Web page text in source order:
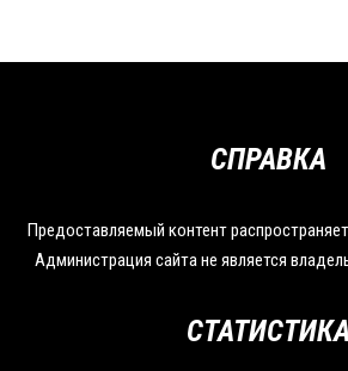
СПРАВКА
Предоставляемый контент
Администрация сайта не является
СТАТИСТИКА